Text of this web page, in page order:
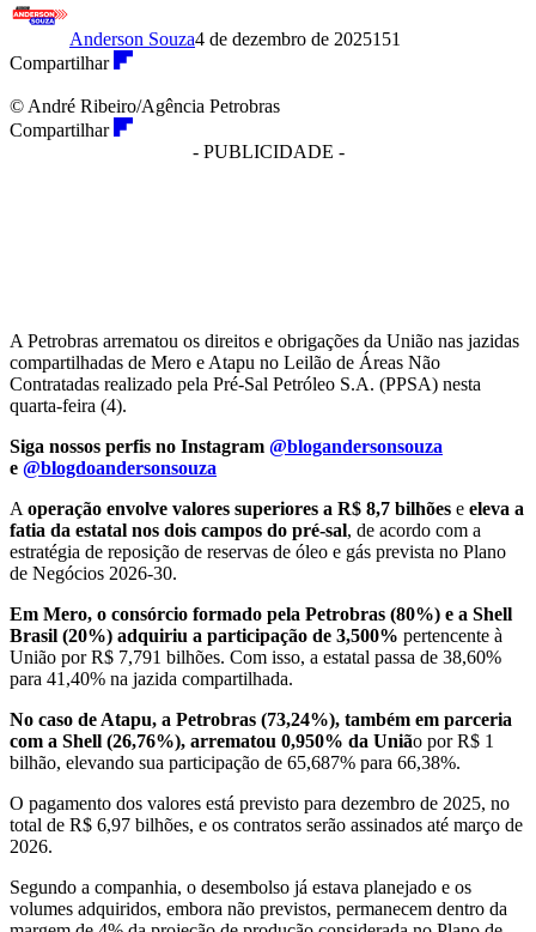
Anderson Souza4 de dezembro de 2025151
Compartilhar
© André Ribeiro/Agência Petrobras
Compartilhar
- PUBLICIDADE -
A Petrobras arrematou os direitos e obrigações da União nas jazidas
compartilhadas de Mero e Atapu no Leilão de Áreas Não
Contratadas realizado pela Pré-Sal Petróleo S.A. (PPSA) nesta
quarta-feira (4).
Siga nossos perfis no Instagram @blogandersonsouza
e @blogdoandersonsouza
A operação envolve valores superiores a R$ 8,7 bilhões e eleva a
fatia da estatal nos dois campos do pré-sal, de acordo com a
estratégia de reposição de reservas de óleo e gás prevista no Plano
de Negócios 2026-30.
Em Mero, o consórcio formado pela Petrobras (80%) e a Shell
Brasil (20%) adquiriu a participação de 3,500% pertencente à
União por R$ 7,791 bilhões. Com isso, a estatal passa de 38,60%
para 41,40% na jazida compartilhada.
No caso de Atapu, a Petrobras (73,24%), também em parceria
com a Shell (26,76%), arrematou 0,950% da União por R$ 1
bilhão, elevando sua participação de 65,687% para 66,38%.
O pagamento dos valores está previsto para dezembro de 2025, no
total de R$ 6,97 bilhões, e os contratos serão assinados até março de
2026.
Segundo a companhia, o desembolso já estava planejado e os
volumes adquiridos, embora não previstos, permanecem dentro da